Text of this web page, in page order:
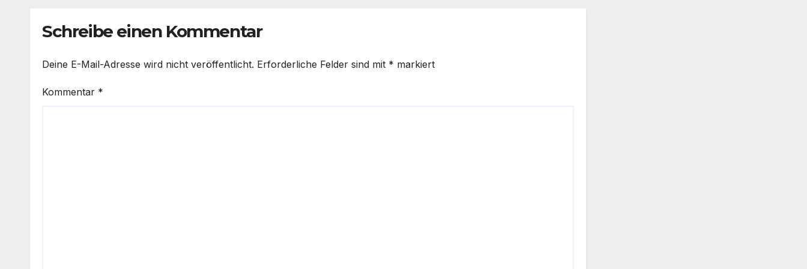
Schreibe einen Kommentar
Deine E-Mail-Adresse wird nicht veröffentlicht. Erforderliche Felder sind mit * markiert
Kommentar *